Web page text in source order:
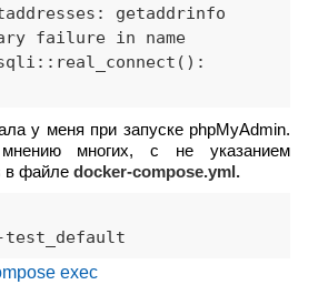
getaddrinfo
failure in name
у меня при запуске phpMyAdmin.
многих, с не указанием
в файле docker-compose.yml.
test_default
exec